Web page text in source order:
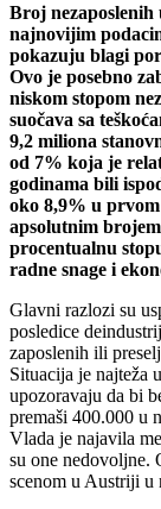
Broj nezaposlenih
najnovijim
pokazuju blagi
Ovo je posebno
niskom stopom
suočava sa
9,2 miliona
od 7% koja je
godinama bili
oko 8,9% u
apsolutnim
procentualnu
radne snage i
Glavni razlozi su
posledice
zaposlenih ili
Situacija je najteža
upozoravaju da bi
premaši 400.000 u
Vlada je najavila
su one nedovoljne.
scenom u Austriji u